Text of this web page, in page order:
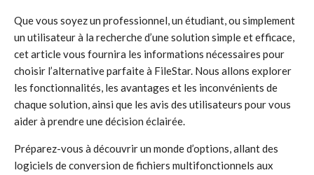
Que vous soyez un professionnel, un étudiant, ou simplement
un utilisateur à la recherche d’une solution simple et efficace,
cet article vous fournira les informations nécessaires pour
choisir l’alternative parfaite à FileStar. Nous allons explorer
les fonctionnalités, les avantages et les inconvénients de
chaque solution, ainsi que les avis des utilisateurs pour vous
aider à prendre une décision éclairée.
Préparez-vous à découvrir un monde d’options, allant des
logiciels de conversion de fichiers multifonctionnels aux